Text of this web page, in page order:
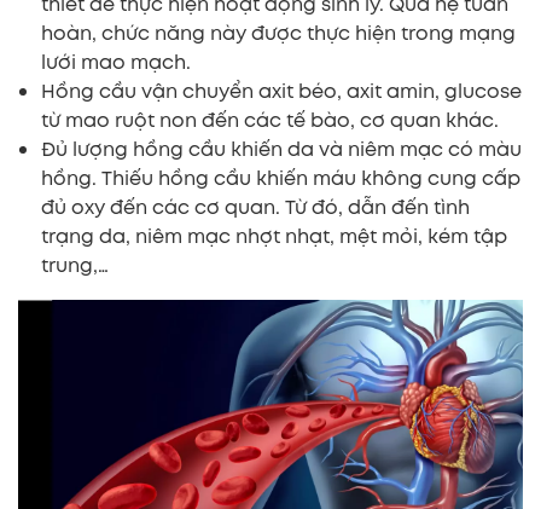
hoàn, chức năng này được thực hiện trong mạng
lưới mao mạch.
Hồng cầu vận chuyển axit béo, axit amin, glucose
từ mao ruột non đến các tế bào, cơ quan khác.
Đủ lượng hồng cầu khiến da và niêm mạc có màu
hồng. Thiếu hồng cầu khiến máu không cung cấp
đủ oxy đến các cơ quan. Từ đó, dẫn đến tình
trạng da, niêm mạc nhợt nhạt, mệt mỏi, kém tập
trung,…